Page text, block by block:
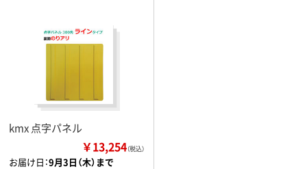
kmx 点字パネル
￥13,254（税込）
お届け日：9月3日（木）まで